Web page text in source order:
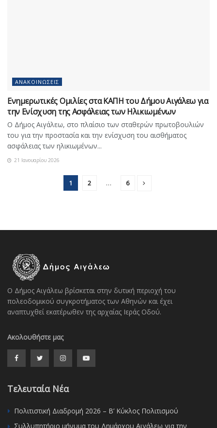
ΑΝΑΚΟΙΝΏΣΕΙΣ
Ενημερωτικές Ομιλίες στα ΚΑΠΗ του Δήμου Αιγάλεω για
την Ενίσχυση της Ασφάλειας των Ηλικιωμένων
Ο Δήμος Αιγάλεω, στο πλαίσιο των σταθερών πρωτοβουλιών
του για την προστασία και την ενίσχυση του αισθήματος
ασφάλειας των ηλικιωμένων...
21 Ιανουαρίου 2026
1 2 … 6
Ο Δήμος Αιγάλεω βρίσκεται στην δυτική περιοχή του
πολεοδομικού συγκροτήματος των Αθηνών και έχει
αναπτυχθεί εκατέρωθεν της αρχαίας Ιεράς Οδού.
Ακολουθήστε μας
Τελευταία Νέα
Πολιτιστική Διαδρομή 2026 – Β’ Κύκλος Πολιτισμού
Συλλυπητήριο μήνυμα του Δημάρχου Αιγάλεω για την